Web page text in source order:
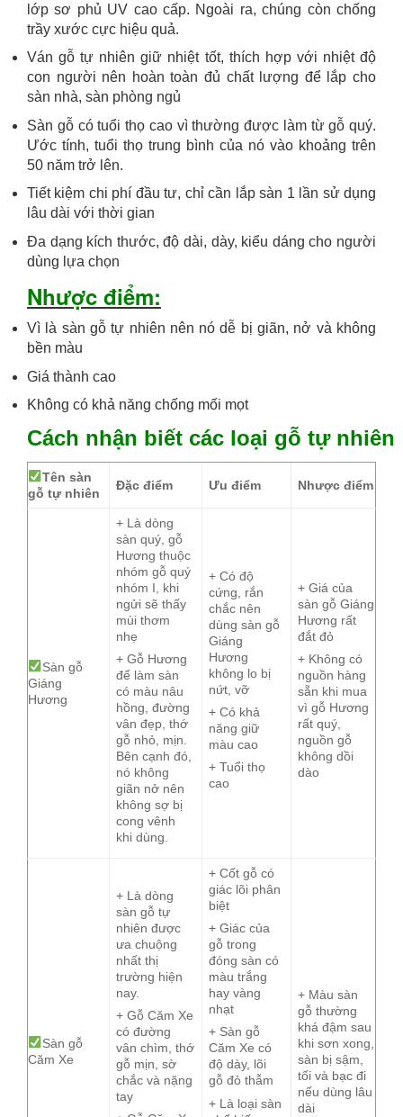
lớp sơ phủ UV cao cấp. Ngoài ra, chúng còn chống
trầy xước cực hiệu quả.
Ván gỗ tự nhiên giữ nhiệt tốt, thích hợp với nhiệt độ
con người nên hoàn toàn đủ chất lượng để lắp cho
sàn nhà, sàn phòng ngủ
Sàn gỗ có tuổi thọ cao vì thường được làm từ gỗ quý.
Ước tính, tuổi thọ trung bình của nó vào khoảng trên
50 năm trở lên.
Tiết kiệm chi phí đầu tư, chỉ cần lắp sàn 1 lần sử dụng
lâu dài với thời gian
Đa dạng kích thước, độ dài, dày, kiểu dáng cho người
dùng lựa chọn
Nhược điểm:
Vì là sàn gỗ tự nhiên nên nó dễ bị giãn, nở và không
bền màu
Giá thành cao
Không có khả năng chống mối mọt
Cách nhận biết các loại gỗ tự nhiên
Tên sàn
gỗ tự nhiên
Đặc điểm Ưu điểm Nhược điểm
Sàn gỗ
Giáng
Hương
+ Là dòng
sàn quý, gỗ
Hương thuộc
nhóm gỗ quý
nhóm I, khi
ngửi sẽ thấy
mùi thơm
nhẹ
+ Gỗ Hương
để làm sàn
có màu nâu
hồng, đường
vân đẹp, thớ
gỗ nhỏ, mịn.
Bên cạnh đó,
nó không
giãn nở nên
không sợ bị
cong vênh
khi dùng.
+ Có độ
cứng, rắn
chắc nên
dùng sàn gỗ
Giáng
Hương
không lo bị
nứt, vỡ
+ Có khả
năng giữ
màu cao
+ Tuổi thọ
cao
+ Giá của
sàn gỗ Giáng
Hương rất
đắt đỏ
+ Không có
nguồn hàng
sẵn khi mua
vì gỗ Hương
rất quý,
nguồn gỗ
không dồi
dào
Sàn gỗ
Căm Xe
+ Là dòng
sàn gỗ tự
nhiên được
ưa chuộng
nhất thị
trường hiện
nay.
+ Gỗ Căm Xe
có đường
vân chìm, thớ
gỗ mịn, sờ
chắc và nặng
tay
+ Cốt gỗ có
giác lõi phân
biệt
+ Giác của
gỗ trong
đóng sàn có
màu trắng
hay vàng
nhạt
+ Sàn gỗ
Căm Xe có
độ dày, lõi
gỗ đỏ thẫm
+ Là loại sàn
+ Màu sàn
gỗ thường
khá đậm sau
khi sơn xong,
sàn bị sậm,
tối và bạc đi
nếu dùng lâu
dài